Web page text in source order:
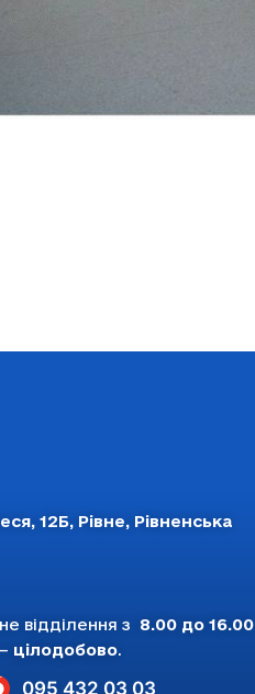
12Б, Рівне, Рівненська
відділення з 8.00 до 16.00
цілодобово.
095 432 03 03